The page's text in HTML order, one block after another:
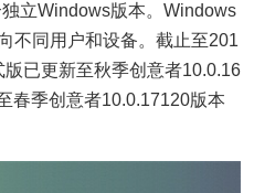
立Windows版本。Windows
不同用户和设备。截止至201
已更新至秋季创意者10.0.16
春季创意者10.0.17120版本